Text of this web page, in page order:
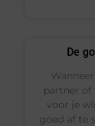
De
partner of
voor je
goed af te